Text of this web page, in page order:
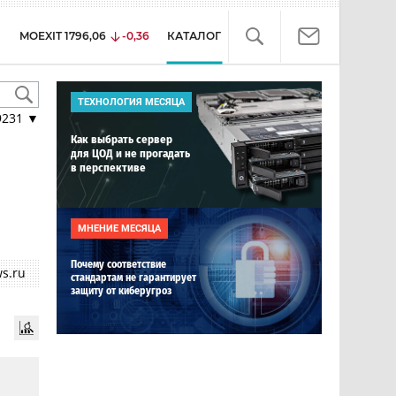
MOEXIT 1796,06 -0,36 КАТАЛОГ
▼
ТЕХНОЛОГИЯ МЕСЯЦА
Как выбрать сервер
для ЦОД и не прогадать
в перспективе
МНЕНИЕ МЕСЯЦА
Почему соответствие
стандартам не гарантирует
защиту от киберугроз